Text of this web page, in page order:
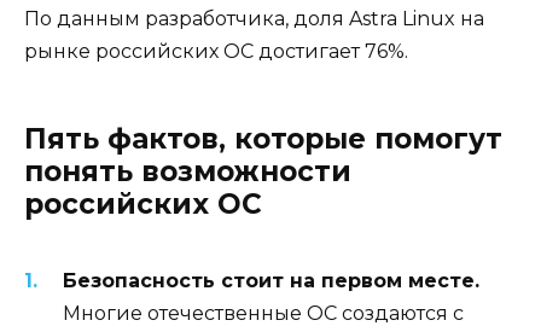
По данным разработчика, доля Astra Linux на
рынке российских ОС достигает 76%.
Пять фактов, которые помогут
понять возможности
российских ОС
Безопасность стоит на первом месте.
Многие отечественные ОС создаются с